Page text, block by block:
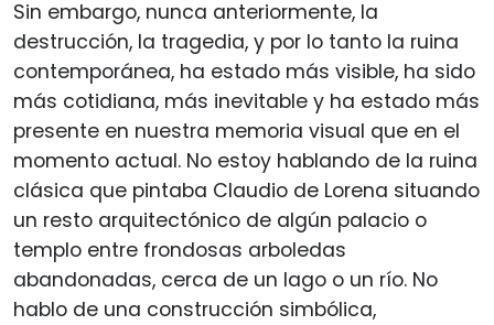
Sin embargo, nunca anteriormente, la
destrucción, la tragedia, y por lo tanto la ruina
contemporánea, ha estado más visible, ha sido
más cotidiana, más inevitable y ha estado más
presente en nuestra memoria visual que en el
momento actual. No estoy hablando de la ruina
clásica que pintaba Claudio de Lorena situando
un resto arquitectónico de algún palacio o
templo entre frondosas arboledas
abandonadas, cerca de un lago o un río. No
hablo de una construcción simbólica,